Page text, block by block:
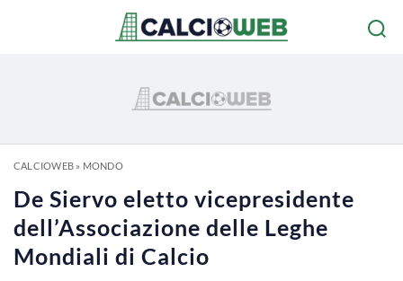
CALCIOWEB» MONDO
De Siervo eletto vicepresidente
dell’Associazione delle Leghe
Mondiali di Calcio